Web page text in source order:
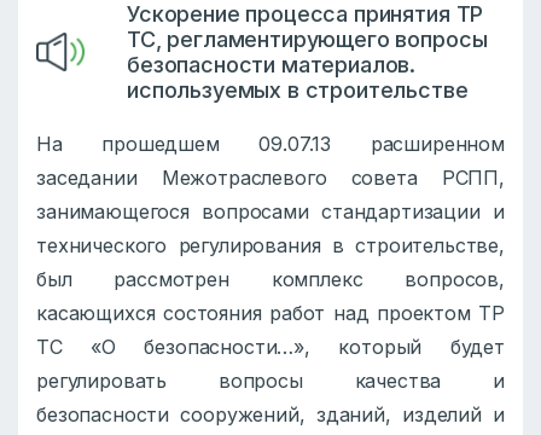
Ускорение процесса принятия ТР
ТС, регламентирующего вопросы
безопасности материалов.
используемых в строительстве
На прошедшем 09.07.13 расширенном
заседании Межотраслевого совета РСПП,
занимающегося вопросами стандартизации и
технического регулирования в строительстве,
был рассмотрен комплекс вопросов,
касающихся состояния работ над проектом ТР
ТС «О безопасности…», который будет
регулировать вопросы качества и
безопасности сооружений, зданий, изделий и